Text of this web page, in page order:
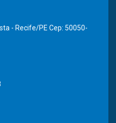
- Recife/PE Cep: 50050-